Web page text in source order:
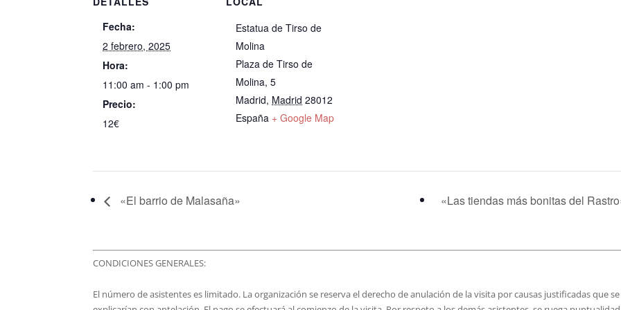
Fecha:
2 febrero, 2025
Hora:
11:00 am - 1:00 pm
Precio:
12€
Estatua de Tirso de
Molina
Plaza de Tirso de
Molina, 5
Madrid, Madrid 28012
España + Google Map
«El barrio de Malasaña» «Las tiendas más bonitas del
CONDICIONES GENERALES:
El número de asistentes es limitado. La organización se reserva el derecho de anulación de la visita por causas justificadas que se